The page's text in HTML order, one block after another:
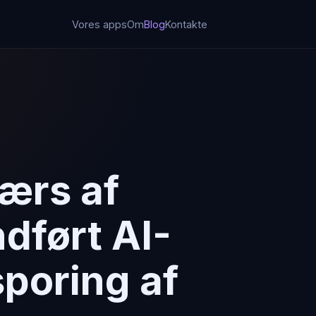
Vores appsOmBlogKontakte
af
AI-
af